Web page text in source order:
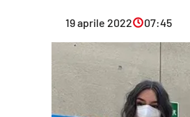
Economia e lavoro19 aprile 2022 07:45